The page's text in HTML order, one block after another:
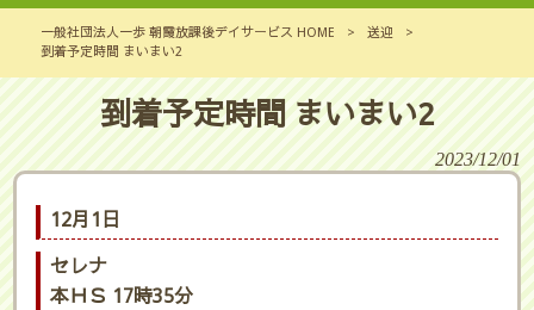
一般社団法人一歩 朝霞放課後デイサービス HOME > 送迎
>
到着予定時間 まいまい2
到着予定時間 まいまい2
2023/12/01
12月1日
セレナ
本ＨＳ 17時35分